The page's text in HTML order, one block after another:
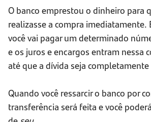
O banco emprestou o dinheiro para
realizasse a compra imediatamente.
você vai pagar um determinado
e os juros e encargos entram nessa
até que a dívida seja
Quando você ressarcir o banco por
transferência será feita e você